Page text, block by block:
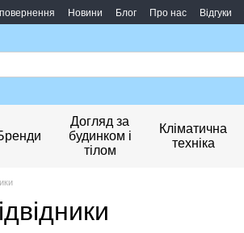
Новини Блог Про нас Відгуки
Догляд за
будинком і
тілом
Кліматична
техніка